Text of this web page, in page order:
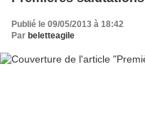
Publié le 09/05/2013 à 18:42
Par beletteagile